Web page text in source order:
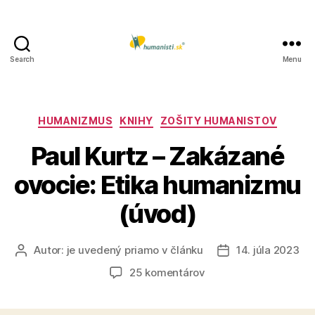
Search Menu
Kategórie
HUMANIZMUS KNIHY ZOŠITY HUMANISTOV
Paul Kurtz – Zakázané
ovocie: Etika humanizmu
(úvod)
AutorAutor: je uvedený priamo v článku
Dátum
14. júla 2023
25 komentárovna